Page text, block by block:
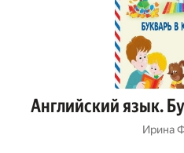
Английский язык.
Ирина